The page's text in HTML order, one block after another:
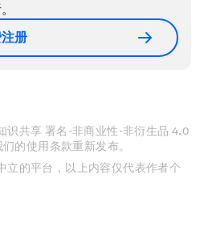
册
识共享 署名-非商业性-非衍生品 4.0
的使用条款重新发布。
立的平台，以上内容仅代表作者个